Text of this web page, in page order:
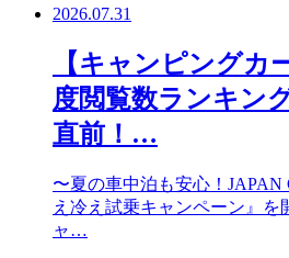
2026.07.31
【キャンピングカ
度閲覧数ランキン
直前！…
〜夏の車中泊も安心！
え冷え試乗キャンペーン』
ャ…